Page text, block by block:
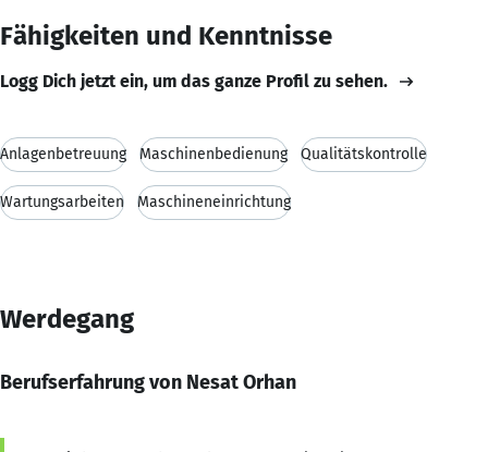
Fähigkeiten und Kenntnisse
Logg Dich jetzt ein, um das ganze Profil zu sehen.
Anlagenbetreuung Maschinenbedienung Qualitätskontrolle
Wartungsarbeiten Maschineneinrichtung
Werdegang
Berufserfahrung von Nesat Orhan